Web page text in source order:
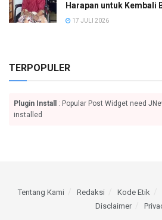
Harapan untuk Kembali
17 JULI 2026
TERPOPULER
Plugin Install
: Popular Post Widget need
installed
Tentang Kami Redaksi Kode Etik
Disclaimer